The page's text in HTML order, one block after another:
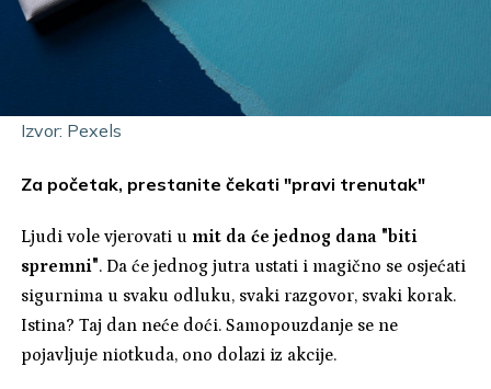
Izvor: Pexels
Za početak, prestanite čekati "pravi trenutak"
Ljudi vole vjerovati u mit da će jednog dana "biti
spremni". Da će jednog jutra ustati i magično se osjećati
sigurnima u svaku odluku, svaki razgovor, svaki korak.
Istina? Taj dan neće doći. Samopouzdanje se ne
pojavljuje niotkuda, ono dolazi iz akcije.